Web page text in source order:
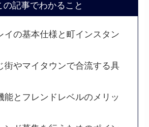
の記事でわかること
イの基本仕様と町インスタン
街やマイタウンで合流する具
能とフレンドレベルのメリッ